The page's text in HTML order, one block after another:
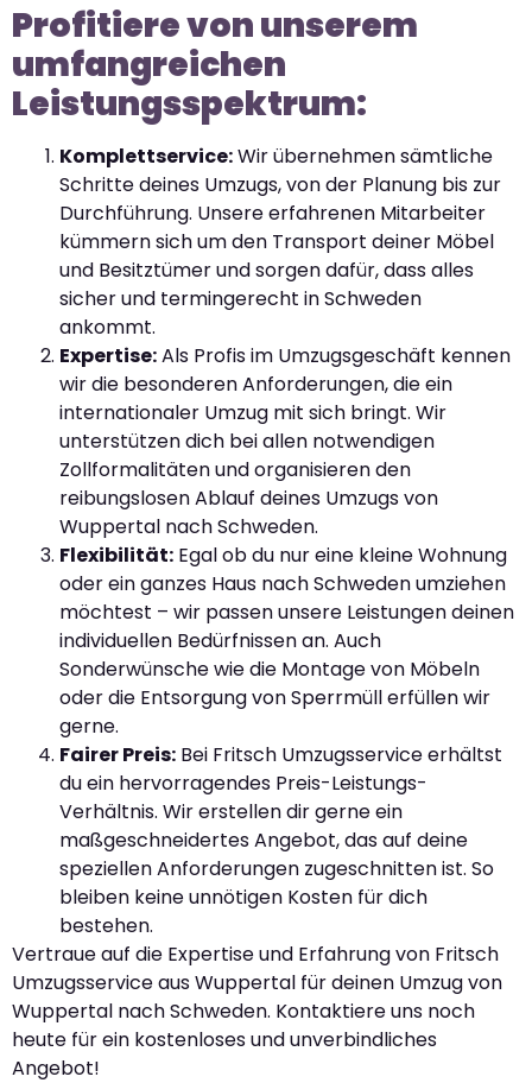
Profitiere von unserem
umfangreichen
Leistungsspektrum:
Komplettservice:Wir übernehmen sämtliche
Schritte deines Umzugs, von der Planung bis zur
Durchführung. Unsere erfahrenen Mitarbeiter
kümmern sich um den Transport deiner Möbel
und Besitztümer und sorgen dafür, dass alles
sicher und termingerecht in Schweden
ankommt.
Expertise:Als Profis im Umzugsgeschäft kennen
wir die besonderen Anforderungen, die ein
internationaler Umzug mit sich bringt. Wir
unterstützen dich bei allen notwendigen
Zollformalitäten und organisieren den
reibungslosen Ablauf deines Umzugs von
Wuppertal nach Schweden.
Flexibilität: Egal ob du nur eine kleine Wohnung
oder ein ganzes Haus nach Schweden umziehen
möchtest – wir passen unsere Leistungen deinen
individuellen Bedürfnissen an. Auch
Sonderwünsche wie die Montage von Möbeln
oder die Entsorgung von Sperrmüll erfüllen wir
gerne.
Fairer Preis: Bei Fritsch Umzugsservice erhältst
du ein hervorragendes Preis-Leistungs-
Verhältnis. Wir erstellen dir gerne ein
maßgeschneidertes Angebot, das auf deine
speziellen Anforderungen zugeschnitten ist. So
bleiben keine unnötigen Kosten für dich
bestehen.
Vertraue auf die Expertise und Erfahrung von Fritsch
Umzugsservice aus Wuppertal für deinen Umzug von
Wuppertal nach Schweden. Kontaktiere uns noch
heute für ein kostenloses und unverbindliches
Angebot!